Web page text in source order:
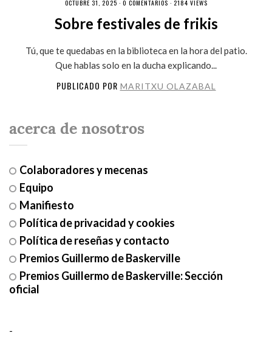
OCTUBRE 31, 2025 · 0 COMENTARIOS · 2184 VIEWS
Sobre festivales de frikis
Tú, que te quedabas en la biblioteca en la hora del patio.
Que hablas solo en la ducha explicando...
PUBLICADO POR MARITXU OLAZABAL
acerca de nosotros
Colaboradores y mecenas
Equipo
Manifiesto
Política de privacidad y cookies
Política de reseñas y contacto
Premios Guillermo de Baskerville
Premios Guillermo de Baskerville: Sección
oficial
-